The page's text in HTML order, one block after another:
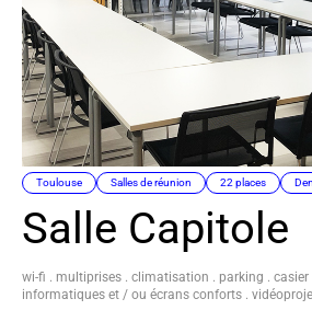
Toulouse Salles de réunion 22 places
Salle Capitole
wi-fi . multiprises . climatisation . parking .
informatiques et / ou écrans conforts .